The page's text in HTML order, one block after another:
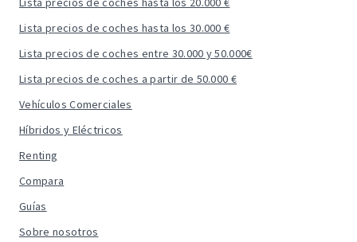
Lista precios de coches hasta los 30.000 €
Lista precios de coches entre 30.000 y 50.000€
Lista precios de coches a partir de 50.000 €
Vehículos Comerciales
Híbridos y Eléctricos
Renting
Compara
Guías
Sobre nosotros